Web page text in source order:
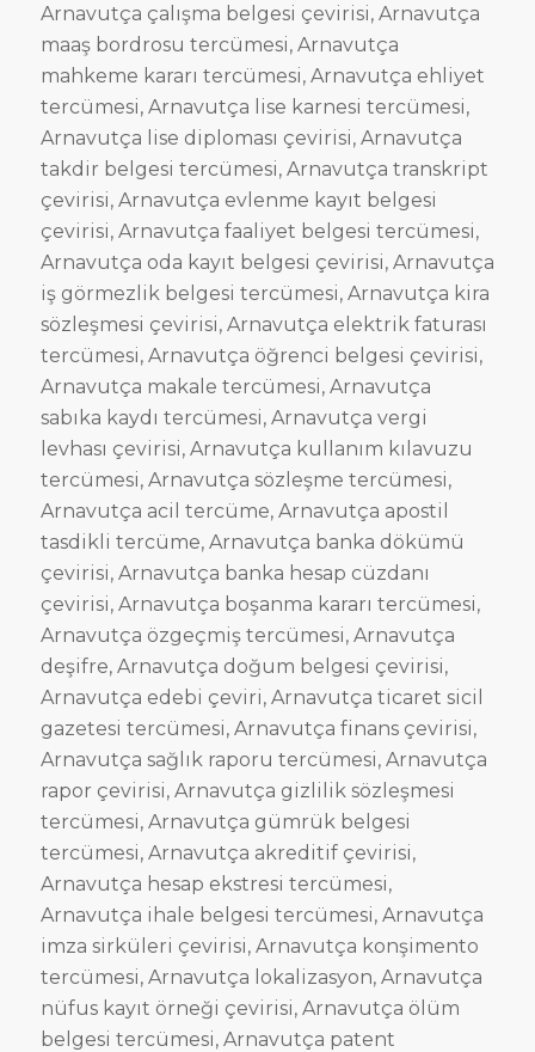
Arnavutça çalışma belgesi çevirisi, Arnavutça
maaş bordrosu tercümesi, Arnavutça
mahkeme kararı tercümesi, Arnavutça ehliyet
tercümesi, Arnavutça lise karnesi tercümesi,
Arnavutça lise diploması çevirisi, Arnavutça
takdir belgesi tercümesi, Arnavutça transkript
çevirisi, Arnavutça evlenme kayıt belgesi
çevirisi, Arnavutça faaliyet belgesi tercümesi,
Arnavutça oda kayıt belgesi çevirisi, Arnavutça
iş görmezlik belgesi tercümesi, Arnavutça kira
sözleşmesi çevirisi, Arnavutça elektrik faturası
tercümesi, Arnavutça öğrenci belgesi çevirisi,
Arnavutça makale tercümesi, Arnavutça
sabıka kaydı tercümesi, Arnavutça vergi
levhası çevirisi, Arnavutça kullanım kılavuzu
tercümesi, Arnavutça sözleşme tercümesi,
Arnavutça acil tercüme, Arnavutça apostil
tasdikli tercüme, Arnavutça banka dökümü
çevirisi, Arnavutça banka hesap cüzdanı
çevirisi, Arnavutça boşanma kararı tercümesi,
Arnavutça özgeçmiş tercümesi, Arnavutça
deşifre, Arnavutça doğum belgesi çevirisi,
Arnavutça edebi çeviri, Arnavutça ticaret sicil
gazetesi tercümesi, Arnavutça finans çevirisi,
Arnavutça sağlık raporu tercümesi, Arnavutça
rapor çevirisi, Arnavutça gizlilik sözleşmesi
tercümesi, Arnavutça gümrük belgesi
tercümesi, Arnavutça akreditif çevirisi,
Arnavutça hesap ekstresi tercümesi,
Arnavutça ihale belgesi tercümesi, Arnavutça
imza sirküleri çevirisi, Arnavutça konşimento
tercümesi, Arnavutça lokalizasyon, Arnavutça
nüfus kayıt örneği çevirisi, Arnavutça ölüm
belgesi tercümesi, Arnavutça patent